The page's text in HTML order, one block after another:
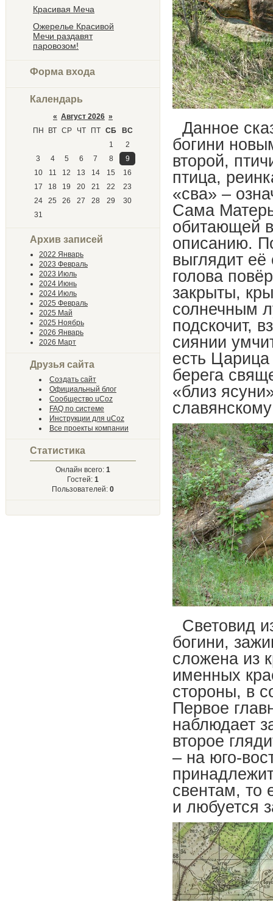
Красивая Меча
Ожерелье Красивой
Мечи раздавят
паровозом!
Форма входа
Календарь
« Август 2026 »
ПН
ВТ СР ЧТ ПТ СБ
ВС
1
2
3
4 5 6 7 8
9
10
11 12 13 14 15
16
17
18 19 20 21 22
23
24
25 26 27 28 29
30
31
Архив записей
2022 Январь
2023 Февраль
2023 Июль
2024 Июнь
2024 Июль
2025 Февраль
2025 Май
2025 Ноябрь
2026 Январь
2026 Март
Друзья сайта
Создать сайт
Официальный блог
Сообщество uCoz
FAQ по системе
Инструкции для uCoz
Все проекты компании
Статистика
Онлайн всего: 1
Гостей: 1
Пользователей: 0
Данное
богини
второй,
птица,
«сва» –
Сама
обитающей в
описанию.
выглядит её
голова
закрыты,
солнечным
подскочит,
сиянии
есть
берега
«близ
Световид
богини,
сложена из
именных
стороны, в
Первое
наблюдает
второе
– на юго-
свентам, то
и любуется